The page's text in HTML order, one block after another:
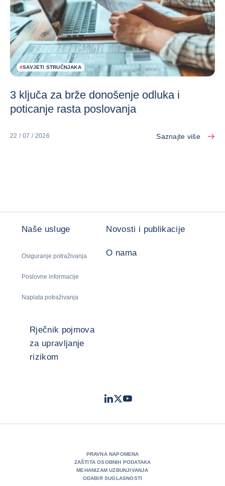
#SAVJETI STRUČNJAKA
3 ključa za brže donošenje odluka i
poticanje rasta poslovanja
22 / 07 / 2026 Saznajte više
Naše usluge
Osiguranje potraživanja
Poslovne informacije
Naplata potraživanja
Novosti i publikacije
O nama
Rječnik pojmova
za upravljanje
rizikom
LinkedIn
TwitterYoutube
PRAVNA NAPOMENA
ZAŠTITA OSOBNIH PODATAKA
MEHANIZAM UZBUNJIVANJA
ODABIR SUGLASNOSTI